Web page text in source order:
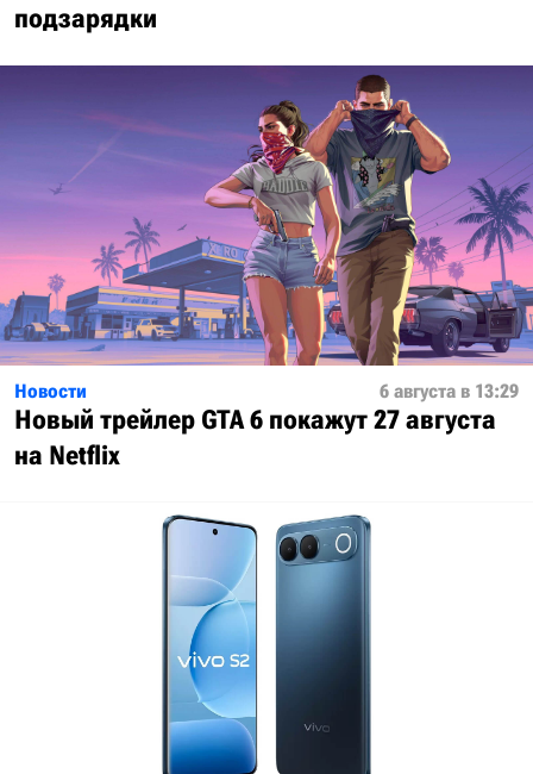
подзарядки
Новости 6 августа в 13:29
Новый трейлер GTA 6 покажут 27 августа
на Netflix